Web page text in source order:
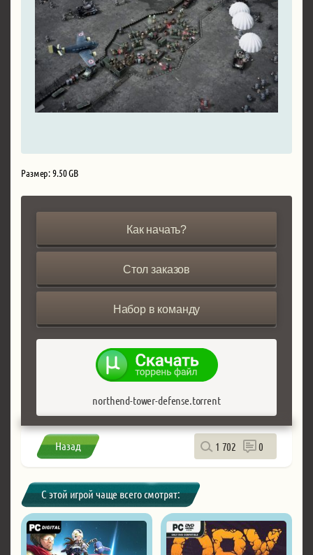
Размер: 9.50 GB
Как начать?
Стол заказов
Набор в команду
northend-tower-defense.torrent
Назад 1 702 0
С этой игрой чаще всего смотрят: